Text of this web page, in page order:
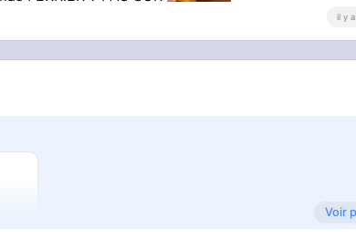
il y
Voir